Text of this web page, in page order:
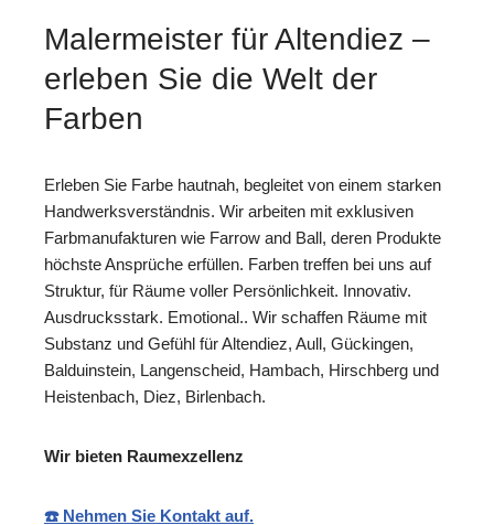
Malermeister für Altendiez –
erleben Sie die Welt der
Farben
Erleben Sie Farbe hautnah, begleitet von einem starken
Handwerksverständnis. Wir arbeiten mit exklusiven
Farbmanufakturen wie Farrow and Ball, deren Produkte
höchste Ansprüche erfüllen. Farben treffen bei uns auf
Struktur, für Räume voller Persönlichkeit. Innovativ.
Ausdrucksstark. Emotional.. Wir schaffen Räume mit
Substanz und Gefühl für Altendiez, Aull, Gückingen,
Balduinstein, Langenscheid, Hambach, Hirschberg und
Heistenbach, Diez, Birlenbach.
Wir bieten Raumexzellenz
☎️ Nehmen Sie Kontakt auf.